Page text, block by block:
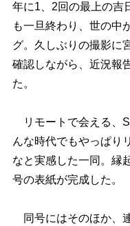
年に1、2回の最上の吉
も一旦終わり、世の中
グ。久しぶりの撮影に
確認しながら、近況報
た。
リモートで会える、
んな時代でもやっぱり
なと実感した一同。縁
号の表紙が完成した。
同号にはそのほか、